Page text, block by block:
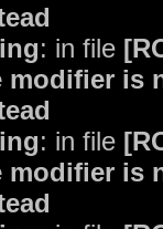
: in file
modifier is
: in file
modifier is